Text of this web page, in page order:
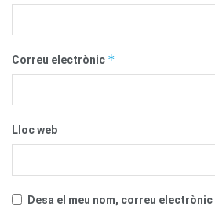
Correu electrònic *
Lloc web
Desa el meu nom, correu